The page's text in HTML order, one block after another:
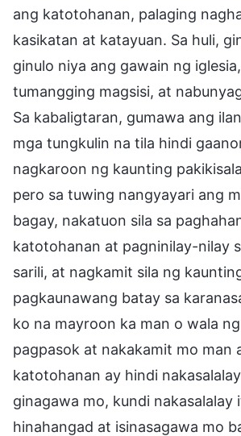
ang katotohanan, palaging
kasikatan at katayuan. Sa huli,
ginulo niya ang gawain ng
tumangging magsisi, at
Sa kabaligtaran, gumawa ang
mga tungkulin na tila hindi
nagkaroon ng kaunting
pero sa tuwing nangyayari ang
bagay, nakatuon sila sa
katotohanan at pagninilay-nilay
sarili, at nagkamit sila ng
pagkaunawang batay sa
ko na mayroon ka man o wala
pagpasok at nakakamit mo man
katotohanan ay hindi
ginagawa mo, kundi nakasalalay
hinahangad at isinasagawa mo